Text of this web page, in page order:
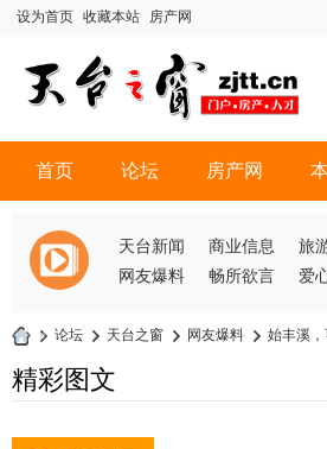
设为首页 收藏本站 房产网
首页 论坛 房产网
天台新闻 商业信息
旅
网友爆料
畅所欲言 爱
天
台
之
» 论坛 › 天台之窗 › 网友爆料 › 始丰溪
精彩图文